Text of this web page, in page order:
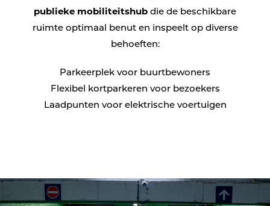
publieke mobiliteitshub die de beschikbare
ruimte optimaal benut en inspeelt op diverse
behoeften:
Parkeerplek voor buurtbewoners
Flexibel kortparkeren voor bezoekers
Laadpunten voor elektrische voertuigen